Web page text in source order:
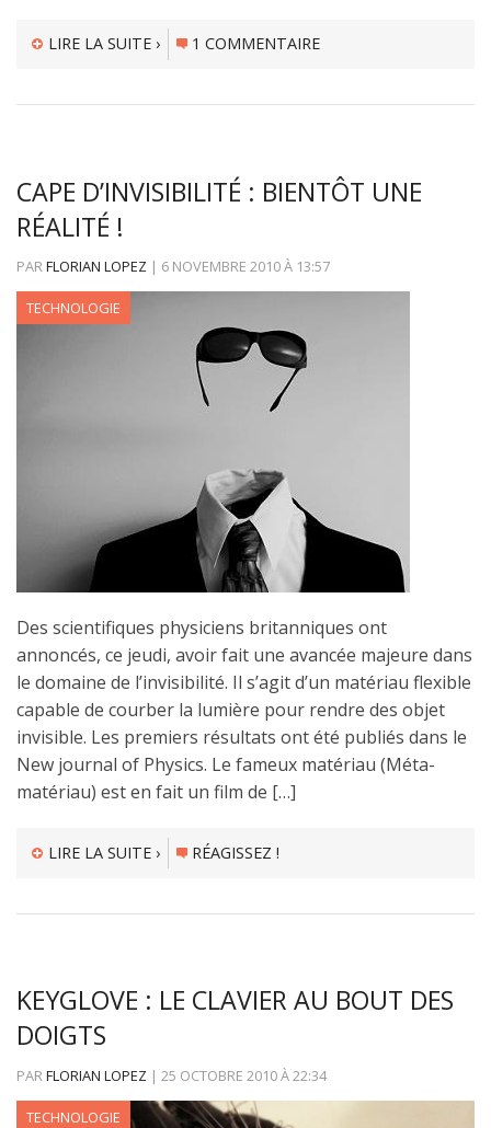
LIRE LA SUITE › 1 COMMENTAIRE
CAPE D’INVISIBILITÉ : BIENTÔT UNE
RÉALITÉ !
PARFLORIAN LOPEZ | 6 NOVEMBRE 2010À 13:57
TECHNOLOGIE
Des scientifiques physiciens britanniques ont
annoncés, ce jeudi, avoir fait une avancée majeure dans
le domaine de l’invisibilité. Il s’agit d’un matériau flexible
capable de courber la lumière pour rendre des objet
invisible. Les premiers résultats ont été publiés dans le
New journal of Physics. Le fameux matériau (Méta-
matériau) est en fait un film de […]
LIRE LA SUITE › RÉAGISSEZ !
KEYGLOVE : LE CLAVIER AU BOUT DES
DOIGTS
PARFLORIAN LOPEZ | 25 OCTOBRE 2010À22:34
TECHNOLOGIE